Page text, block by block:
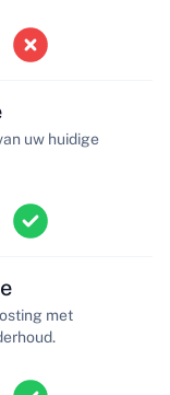
uw huidige
met